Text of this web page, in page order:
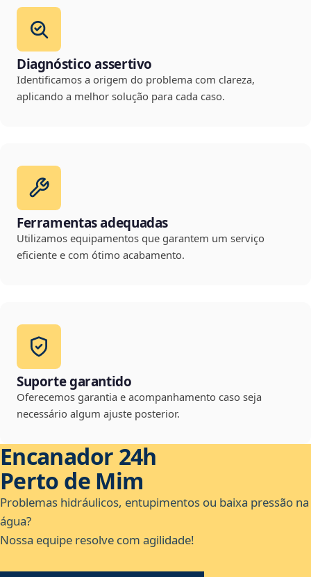
Diagnóstico assertivo
Identificamos a origem do problema com clareza,
aplicando a melhor solução para cada caso.
Ferramentas adequadas
Utilizamos equipamentos que garantem um serviço
eficiente e com ótimo acabamento.
Suporte garantido
Oferecemos garantia e acompanhamento caso seja
necessário algum ajuste posterior.
Encanador 24h
Perto de Mim
Problemas hidráulicos, entupimentos ou baixa pressão na
água?
Nossa equipe resolve com agilidade!